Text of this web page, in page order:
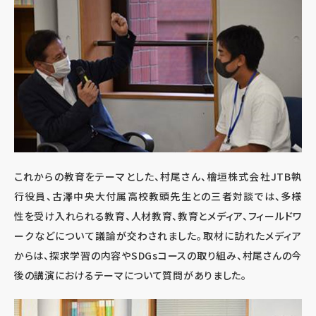
これからの教育をテーマとした、村尾さん、檜垣株式会社JTB執
行役員、古澤中央大付属高校教頭先生との三者対談では、多様
性を受け入れられる教育、人材教育、教育とメディア、フィールドワ
ークなどについて議論が交わされました。取材に訪れたメディア
からは、探求学習の内容やSDGsコースの取り組み、村尾さんの今
後の講演におけるテーマについて質問がありました。